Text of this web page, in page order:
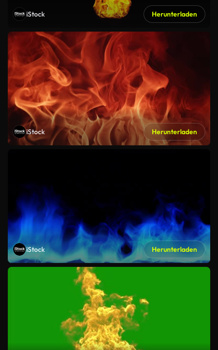
iStock Herunterladen
iStock Herunterladen
iStock Herunterladen